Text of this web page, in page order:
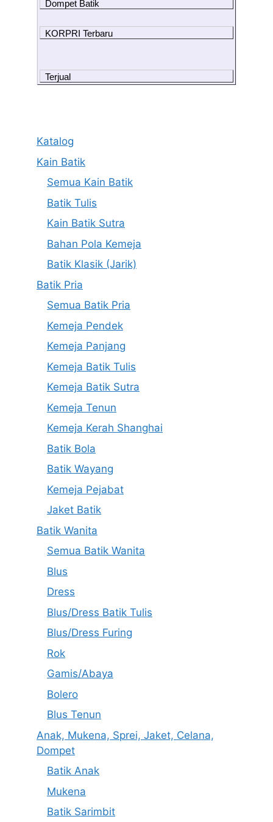
Dompet Batik
KORPRI Terbaru
Terjual
Katalog
Kain Batik
Semua Kain Batik
Batik Tulis
Kain Batik Sutra
Bahan Pola Kemeja
Batik Klasik (Jarik)
Batik Pria
Semua Batik Pria
Kemeja Pendek
Kemeja Panjang
Kemeja Batik Tulis
Kemeja Batik Sutra
Kemeja Tenun
Kemeja Kerah Shanghai
Batik Bola
Batik Wayang
Kemeja Pejabat
Jaket Batik
Batik Wanita
Semua Batik Wanita
Blus
Dress
Blus/Dress Batik Tulis
Blus/Dress Furing
Rok
Gamis/Abaya
Bolero
Blus Tenun
Anak, Mukena, Sprei, Jaket, Celana,
Dompet
Batik Anak
Mukena
Batik Sarimbit